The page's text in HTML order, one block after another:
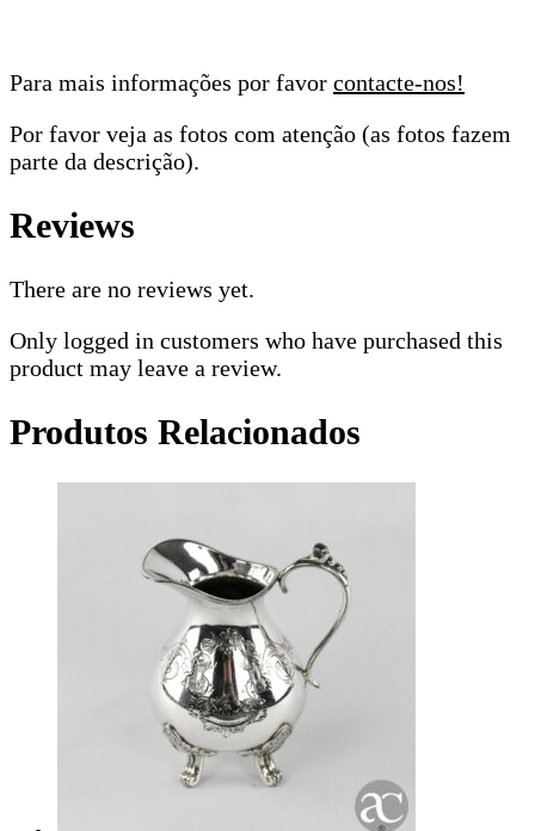
Para mais informações por favor contacte-nos!
Por favor veja as fotos com atenção (as fotos fazem
parte da descrição).
Reviews
There are no reviews yet.
Only logged in customers who have purchased this
product may leave a review.
Produtos Relacionados